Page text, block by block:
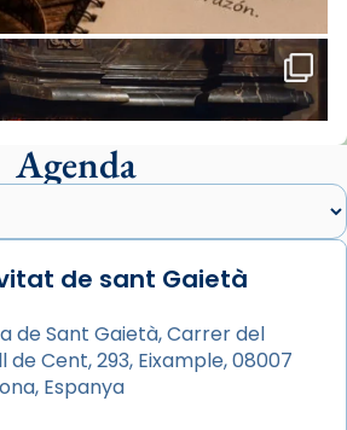
Share
de Barcelona
santes Juliana i
i màrtirs.
història de sant Cugat, a
sorgeix la tradició
(“relatiu a Júlia”) i
a Semprònia =
Agenda
de sant Gaietà
de Sant Gaietà, Carrer del
de Cent, 293, Eixample, 08007
Espanya